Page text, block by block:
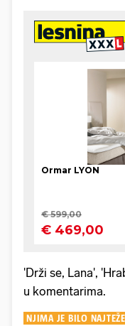
'Drži se, Lana',
u komentarima.
NJIMA JE BILO